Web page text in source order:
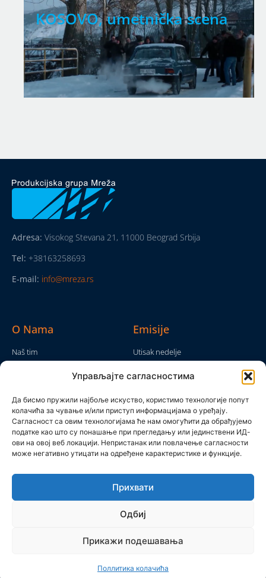
Управљајте сагласностима
Да бисмо пружили најбоље искуство, користимо технологије попут
колачића за чување и/или приступ информацијама о уређају.
Сагласност са овим технологијама ће нам омогућити да обрађујемо
податке као што су понашање при прегледању или јединствени ИД-
ови на овој веб локацији. Непристанак или повлачење сагласности
може негативно утицати на одређене карактеристике и функције.
Прихвати
Одбиј
Прикажи подешавања
Поллитика колачића
KOSOVO, umetnička scena
Adresa: Visokog Stevana 21, 11000 Beograd Srbija
Tel: +38163258693
E-mail: info@mreza.rs
O Nama
Naš tim
Politika privatnosti
Kontakt
Emisije
Utisak nedelje
Moram da kažem
Brojke i bajke
Ostale emisije
Pronađite nas
Produkcijska grupa Mreža 2025 © All rights reserved